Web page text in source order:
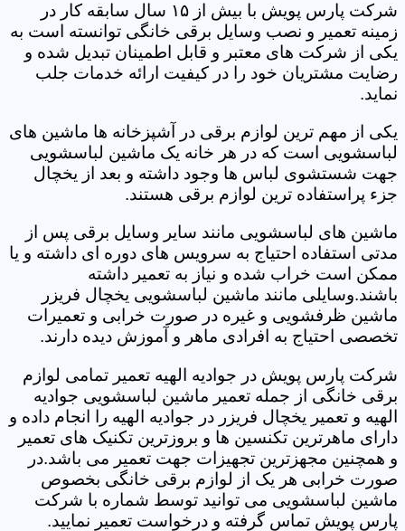
شرکت پارس پویش با بیش از ۱۵ سال سابقه کار در
زمینه تعمیر و نصب وسایل برقی خانگی توانسته است به
یکی از شرکت های معتبر و قابل اطمینان تبدیل شده و
رضایت مشتریان خود را در کیفیت ارائه خدمات جلب
نماید.
یکی از مهم ترین لوازم برقی در آشپزخانه ها ماشین های
لباسشویی است که در هر خانه یک ماشین لباسشویی
جهت شستشوی لباس ها وجود داشته و بعد از یخچال
جزء پراستفاده ترین لوازم برقی هستند.
ماشین های لباسشویی مانند سایر وسایل برقی پس از
مدتی استفاده احتیاج به سرویس های دوره ای داشته و یا
ممکن است خراب شده و نیاز به تعمیر داشته
باشند.وسایلی مانند ماشین لباسشویی یخچال فریزر
ماشین ظرفشویی و غیره در صورت خرابی و تعمیرات
تخصصی احتیاج به افرادی ماهر و آموزش دیده دارند.
شرکت پارس پویش در جوادیه الهیه تعمیر تمامی لوازم
برقی خانگی از جمله تعمیر ماشین لباسشویی جوادیه
الهیه و تعمیر یخچال فریزر در جوادیه الهیه را انجام داده و
دارای ماهرترین تکنسین ها و بروزترین تکنیک های تعمیر
و همچنین مجهزترین تجهیزات جهت تعمیر می باشد.در
صورت خرابی هر یک از لوازم برقی خانگی بخصوص
ماشین لباسشویی می توانید توسط شماره با شرکت
پارس پویش تماس گرفته و درخواست تعمیر نمایید.